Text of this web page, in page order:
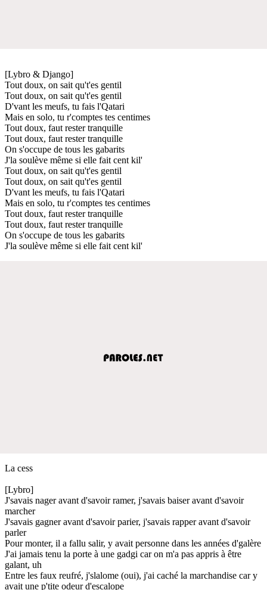
[Lybro & Django]
Tout doux, on sait qu't'es gentil
Tout doux, on sait qu't'es gentil
D'vant les meufs, tu fais l'Qatari
Mais en solo, tu r'comptes tes centimes
Tout doux, faut rester tranquille
Tout doux, faut rester tranquille
On s'occupe de tous les gabarits
J'la soulève même si elle fait cent kil'
Tout doux, on sait qu't'es gentil
Tout doux, on sait qu't'es gentil
D'vant les meufs, tu fais l'Qatari
Mais en solo, tu r'comptes tes centimes
Tout doux, faut rester tranquille
Tout doux, faut rester tranquille
On s'occupe de tous les gabarits
J'la soulève même si elle fait cent kil'
La cess
[Lybro]
J'savais nager avant d'savoir ramer, j'savais baiser avant d'savoir
marcher
J'savais gagner avant d'savoir parier, j'savais rapper avant d'savoir
parler
Pour monter, il a fallu salir, y avait personne dans les années d'galère
J'ai jamais tenu la porte à une gadgi car on m'a pas appris à être
galant, uh
Entre les faux reufré, j'slalome (oui), j'ai caché la marchandise car y
avait une p'tite odeur d'escalope